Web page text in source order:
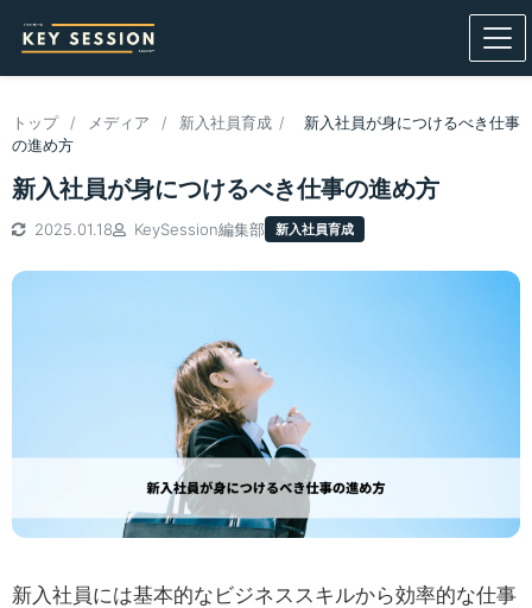
トップ / メディア / 新入社員育成 /
新入社員が身につけるべき仕事
の進め方
新入社員が身につけるべき仕事の進め方
2025.01.18 KeySession編集部 新入社員育成
新入社員には基本的なビジネススキルから効率的な仕事